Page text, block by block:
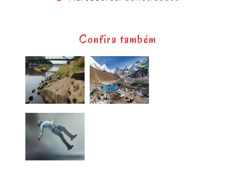
Confira também